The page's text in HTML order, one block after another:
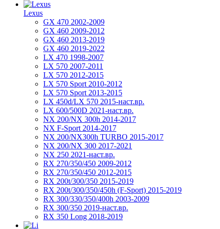
Lexus
GX 470 2002-2009
GX 460 2009-2012
GX 460 2013-2019
GX 460 2019-2022
LX 470 1998-2007
LX 570 2007-2011
LX 570 2012-2015
LX 570 Sport 2010-2012
LX 570 Sport 2013-2015
LX 450d/LX 570 2015-наст.вр.
LX 600/500D 2021-наст.вр.
NX 200/NX 300h 2014-2017
NX F-Sport 2014-2017
NX 200/NX300h TURBO 2015-2017
NX 200/NX 300 2017-2021
NX 250 2021-наст.вр.
RX 270/350/450 2009-2012
RX 270/350/450 2012-2015
RX 200t/300/350 2015-2019
RX 200t/300/350/450h (F-Sport) 2015-2019
RX 300/330/350/400h 2003-2009
RX 300/350 2019-наст.вр.
RX 350 Long 2018-2019